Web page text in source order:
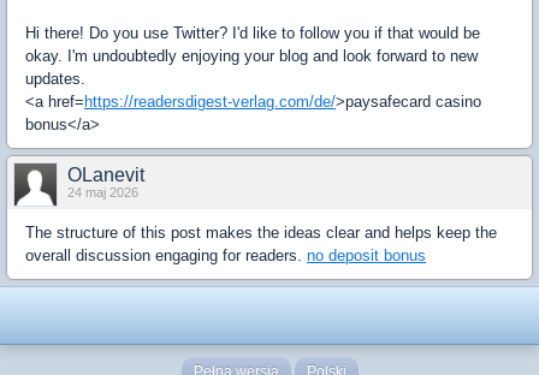
Hi there! Do you use Twitter? I'd like to follow you if that would be
okay. I'm undoubtedly enjoying your blog and look forward to new
updates.
<a href= https://readersdigest-verlag.com/de/>paysafecard casino
bonus</a>
OLanevit
24 maj 2026
The structure of this post makes the ideas clear and helps keep the
overall discussion engaging for readers. no deposit bonus
Pełna wersja Polski